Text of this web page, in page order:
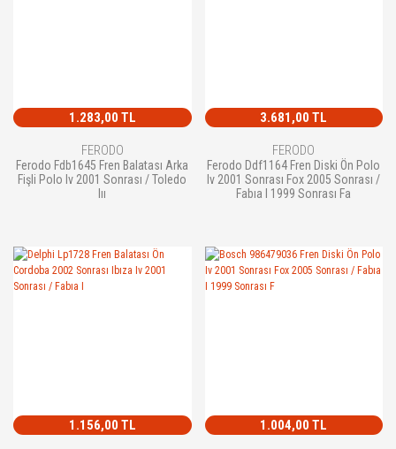
1.283,00 TL
FERODO
Ferodo Fdb1645 Fren Balatası Arka
Fişli Polo Iv 2001 Sonrası / Toledo
Iıı
3.681,00 TL
FERODO
Ferodo Ddf1164 Fren Diski Ön Polo
Iv 2001 Sonrası Fox 2005 Sonrası /
Fabıa I 1999 Sonrası Fa
1.156,00 TL 1.004,00 TL